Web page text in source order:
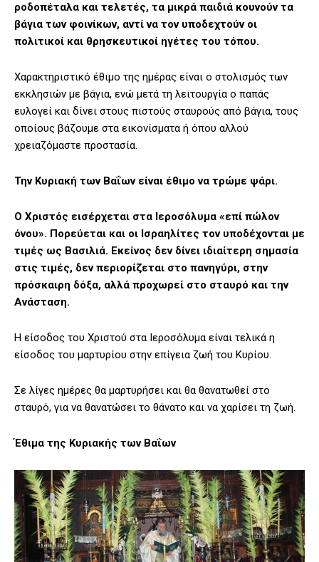
ροδοπέταλα και τελετές, τα μικρά παιδιά κουνούν τα
βάγια των φοινίκων, αντί να τον υποδεχτούν οι
πολιτικοί και θρησκευτικοί ηγέτες του τόπου.
Χαρακτηριστικό έθιμο της ημέρας είναι ο στολισμός των
εκκλησιών με βάγια, ενώ μετά τη λειτουργία ο παπάς
ευλογεί και δίνει στους πιστούς σταυρούς από βάγια, τους
οποίους βάζουμε στα εικονίσματα ή όπου αλλού
χρειαζόμαστε προστασία.
Την Κυριακή των Βαΐων είναι έθιμο να τρώμε ψάρι.
Ο Χριστός εισέρχεται στα Ιεροσόλυμα «επί πώλον
όνου». Πορεύεται και οι Ισραηλίτες τον υποδέχονται με
τιμές ως Βασιλιά. Εκείνος δεν δίνει ιδιαίτερη σημασία
στις τιμές, δεν περιορίζεται στο πανηγύρι, στην
πρόσκαιρη δόξα, αλλά προχωρεί στο σταυρό και την
Ανάσταση.
Η είσοδος του Χριστού στα Ιεροσόλυμα είναι τελικά η
είσοδος του μαρτυρίου στην επίγεια ζωή του Κυρίου.
Σε λίγες ημέρες θα μαρτυρήσει και θα θανατωθεί στο
σταυρό, για να θανατώσει το θάνατο και να χαρίσει τη ζωή.
Έθιμα της Κυριακής των Βαΐων